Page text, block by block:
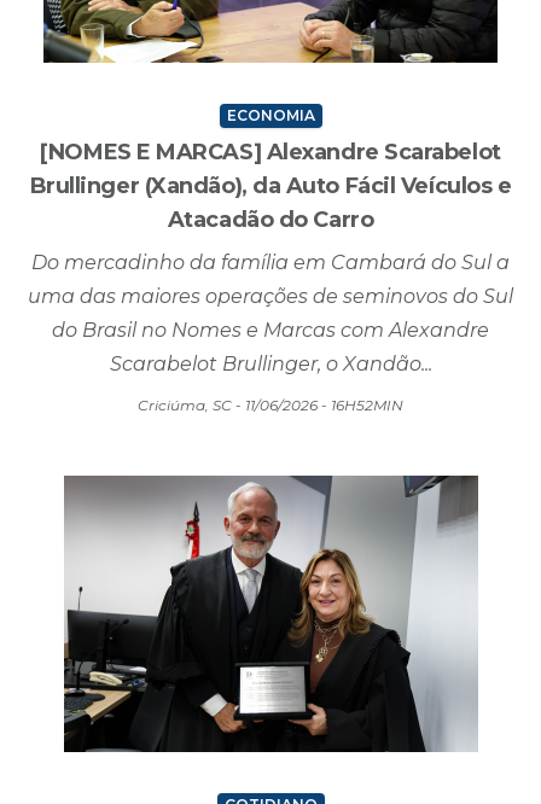
ECONOMIA
[NOMES E MARCAS] Alexandre Scarabelot
Brullinger (Xandão), da Auto Fácil Veículos e
Atacadão do Carro
Do mercadinho da família em Cambará do Sul a
uma das maiores operações de seminovos do Sul
do Brasil no Nomes e Marcas com Alexandre
Scarabelot Brullinger, o Xandão...
Criciúma, SC - 11/06/2026 - 16H52MIN